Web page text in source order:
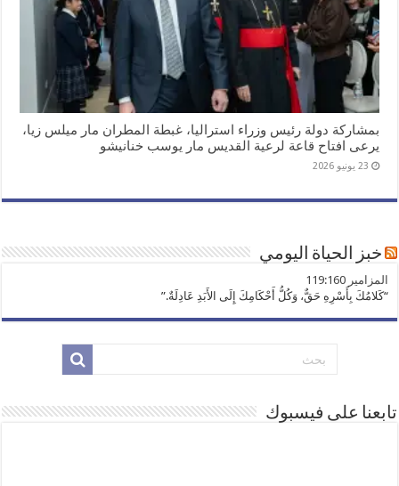
بمشاركة دولة رئيس وزراء استراليا، غبطة المطران مار ميلس زيا،
يرعى افتاح قاعة لرعية القديس مار يوسب خنانيشو
23 يونيو 2026
خبز الحياة اليومي
ﺍﻟﻤﺰﺍﻣﻴﺮ 119:160
“كَلامُكَ بِأَسْرِهِ حَقٌّ، وَكُلُّ أَحْكَامِكَ إِلَى الأَبَدِ عَادِلَةٌ.”
تابعنا على فيسبوك